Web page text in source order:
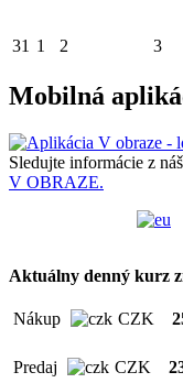
31 1 2 3
Mobilná
Sledujte informácie z
V OBRAZE.
Aktuálny denný kurz
Nákup CZK
Predaj CZK